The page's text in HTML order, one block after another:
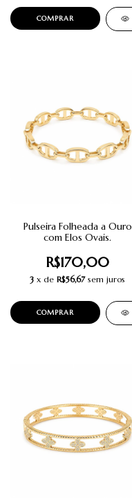
Pulseira Folheada a Ouro
com Elos Ovais.
R$170,00
3 x de R$56,67 sem juros